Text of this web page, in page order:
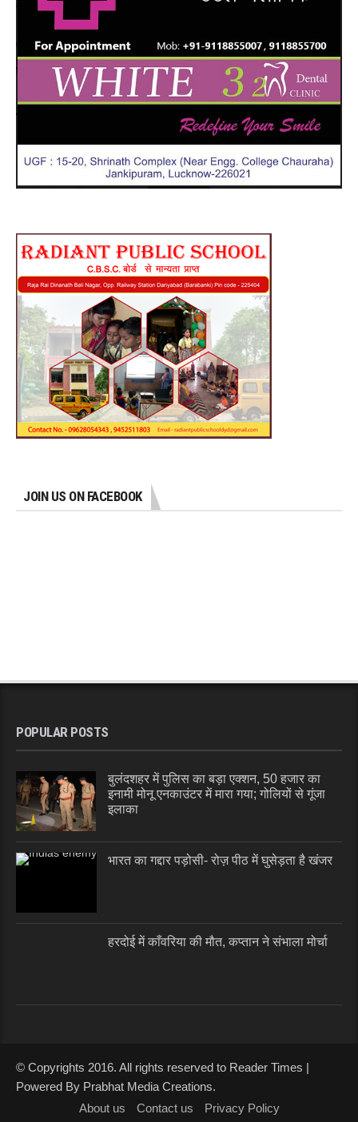
JOIN US ON FACEBOOK
POPULAR POSTS
बुलंदशहर में पुलिस का बड़ा एक्शन, 50 हजार का
इनामी मोनू एनकाउंटर में मारा गया; गोलियों से गूंजा
इलाका
भारत का गद्दार पड़ोसी- रोज़ पीठ में घुसेड़ता है खंजर
हरदोई में काँवरिया की मौत, कप्तान ने संभाला मोर्चा
© Copyrights 2016. All rights reserved to Reader Times |
Powered By Prabhat Media Creations.
About us
Contact us Privacy Policy